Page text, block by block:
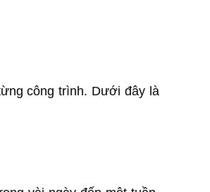
công trình. Dưới đây là